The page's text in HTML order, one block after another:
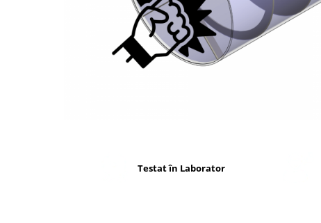
Testat în Laborator